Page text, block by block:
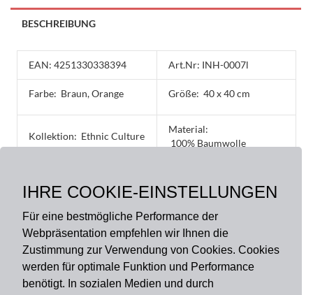
IHRE COOKIE-EINSTELLUNGEN
Für eine bestmögliche Performance der
Webpräsentation empfehlen wir Ihnen die
Zustimmung zur Verwendung von Cookies. Cookies
werden für optimale Funktion und Performance
benötigt. In sozialen Medien und durch
BESCHREIBUNG
EAN: 4251330338394 Art.Nr: INH-0007l
Farbe: Braun, Orange Größe: 40 x 40 cm
Kollektion: Ethnic Culture
Material:
100% Baumwolle
Produktart:Kissenhülle
Reißverschluss